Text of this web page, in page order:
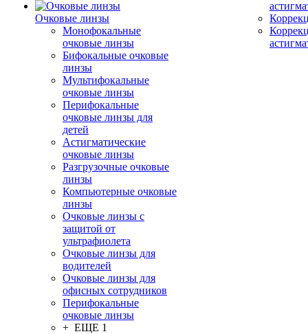
Очковые линзы
Монофокальные
очковые линзы
Бифокальные очковые
линзы
Мультифокальные
очковые линзы
Перифокальные
очковые линзы для
детей
Астигматические
очковые линзы
Разгрузочные очковые
линзы
Компьютерные очковые
линзы
Очковые линзы с
защитой от
ультрафиолета
Очковые линзы для
водителей
Очковые линзы для
офисных сотрудников
Перифокальные
очковые линзы
+ ЕЩЕ 1